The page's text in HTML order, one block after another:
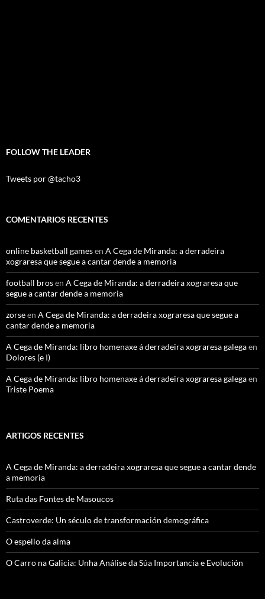
FOLLOW THE LEADER
Tweets por @tacho3
COMENTARIOS RECENTES
online basketball gamesen A Cega de Miranda: a derradeira
xograresa que segue a cantar dende a memoria
football brosen A Cega de Miranda: a derradeira xograresa que
segue a cantar dende a memoria
zorseen A Cega de Miranda: a derradeira xograresa que segue a
cantar dende a memoria
A Cega de Miranda: libro homenaxe á derradeira xograresa galegaen
Dolores (e I)
A Cega de Miranda: libro homenaxe á derradeira xograresa galegaen
Triste Poema
ARTIGOS RECENTES
A Cega de Miranda: a derradeira xograresa que segue a cantar dende
a memoria
Ruta das Fontes de Masoucos
Castroverde: Un século de transformación demográfica
O espello da alma
O Carro na Galicia: Unha Análise da Súa Importancia e Evolución